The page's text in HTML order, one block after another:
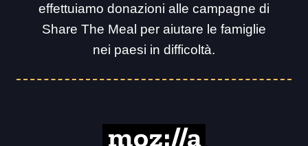
effettuiamo donazioni alle campagne di
Share The Meal per aiutare le famiglie
nei paesi in difficoltà.